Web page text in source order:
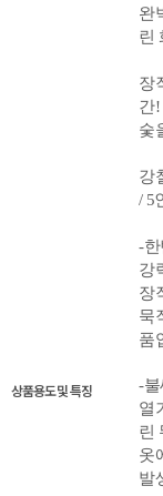
상품용도 및 특징
완
린
장
간!
숯
강
/ 5
-한
강
장
묵
품
-불
열
린
옷
발